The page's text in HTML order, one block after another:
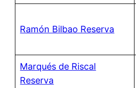
Ramón Bilbao Reserva
Marqués de Riscal
Reserva